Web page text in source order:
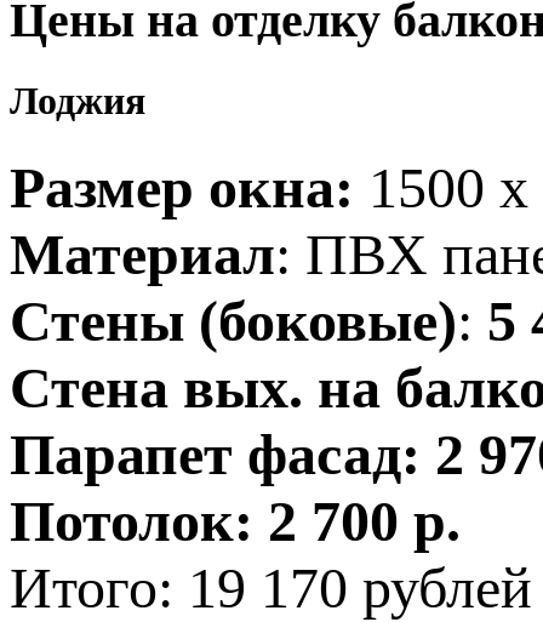
Цены на отделку
Лоджия
Размер окна: 1500
Материал: ПВХ
Стены (боковые): 5
Стена вых. на
Парапет фасад: 2
Потолок: 2 700 р.
Итого: 19 170 рублей